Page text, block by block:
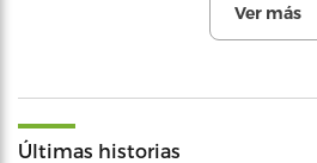
Ver más
Últimas historias